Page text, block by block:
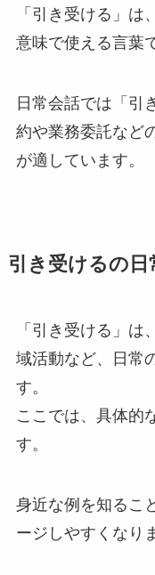
「引き受ける」
意味で使える言葉
日常会話では「引
約や業務委託など
が適しています。
引き受けるの
「引き受ける」
域活動など、日常
す。
ここでは、具体的
す。
身近な例を知るこ
ージしやすくなり